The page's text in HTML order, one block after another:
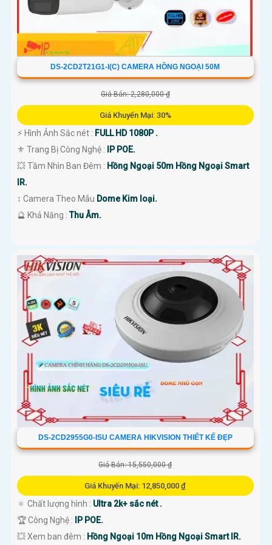
DS-2CD2T21G1-I(C) CAMERA HỒNG NGOẠI 50M
Giá Bán: 2,280,000 ₫
Giá Khuyến Mại: 30%
️⚡ Hình Ảnh Sắc nét : FULL HD 1080P .
⚜️ Trang Bị Công Nghệ :
IP POE.
💥 Tầm Nhìn Ban Đêm : Hồng Ngoại 50m Hồng Ngoại Smart
IR.
↕️ Camera Theo Mẫu Dome Kim loại.
️🔮 Khả Năng :Thu Âm.
DS-2CD2955G0-ISU CAMERA HIKVISION THIẾT KẾ ĐẸP
Giá Bán: 15,550,000 ₫
Giá Khuyến Mại: 12,850,000 ₫
🔅 Chất lượng hình : Ultra 2k+ sắc nét .
🏆 Công Nghệ :
IP POE.
💥 Xem ban đêm : Hồng Ngoại 10m Hồng Ngoại Smart IR.